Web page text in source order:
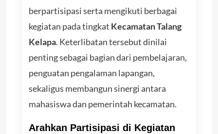
berpartisipasi serta mengikuti berbagai
kegiatan pada tingkat Kecamatan Talang
Kelapa. Keterlibatan tersebut dinilai
penting sebagai bagian dari pembelajaran,
penguatan pengalaman lapangan,
sekaligus membangun sinergi antara
mahasiswa dan pemerintah kecamatan.
Arahkan Partisipasi di Kegiatan